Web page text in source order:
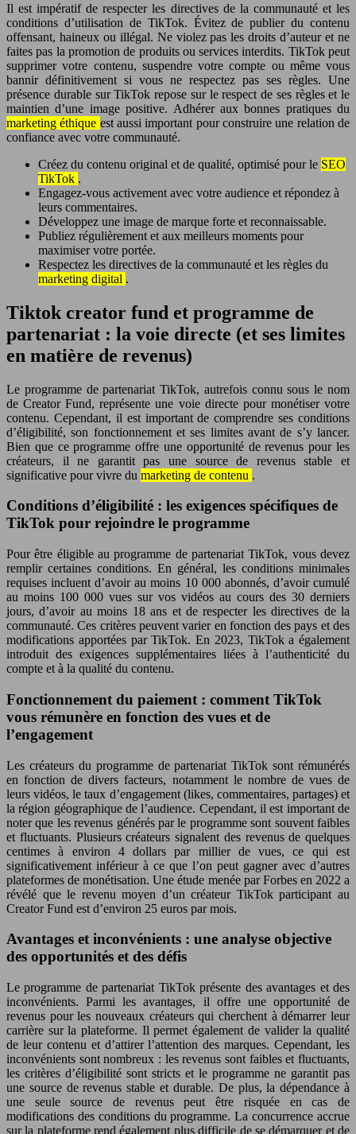
Il est impératif de respecter les directives de la communauté et les
conditions d’utilisation de TikTok. Évitez de publier du contenu
offensant, haineux ou illégal. Ne violez pas les droits d’auteur et ne
faites pas la promotion de produits ou services interdits. TikTok peut
supprimer votre contenu, suspendre votre compte ou même vous
bannir définitivement si vous ne respectez pas ses règles. Une
présence durable sur TikTok repose sur le respect de ses règles et le
maintien d’une image positive. Adhérer aux bonnes pratiques du
marketing éthique est aussi important pour construire une relation de
confiance avec votre communauté.
Créez du contenu original et de qualité, optimisé pour le SEO
TikTok .
Engagez-vous activement avec votre audience et répondez à
leurs commentaires.
Développez une image de marque forte et reconnaissable.
Publiez régulièrement et aux meilleurs moments pour
maximiser votre portée.
Respectez les directives de la communauté et les règles du
marketing digital .
Tiktok creator fund et programme de
partenariat : la voie directe (et ses limites
en matière de revenus)
Le programme de partenariat TikTok, autrefois connu sous le nom
de Creator Fund, représente une voie directe pour monétiser votre
contenu. Cependant, il est important de comprendre ses conditions
d’éligibilité, son fonctionnement et ses limites avant de s’y lancer.
Bien que ce programme offre une opportunité de revenus pour les
créateurs, il ne garantit pas une source de revenus stable et
significative pour vivre du marketing de contenu .
Conditions d’éligibilité : les exigences spécifiques de
TikTok pour rejoindre le programme
Pour être éligible au programme de partenariat TikTok, vous devez
remplir certaines conditions. En général, les conditions minimales
requises incluent d’avoir au moins 10 000 abonnés, d’avoir cumulé
au moins 100 000 vues sur vos vidéos au cours des 30 derniers
jours, d’avoir au moins 18 ans et de respecter les directives de la
communauté. Ces critères peuvent varier en fonction des pays et des
modifications apportées par TikTok. En 2023, TikTok a également
introduit des exigences supplémentaires liées à l’authenticité du
compte et à la qualité du contenu.
Fonctionnement du paiement : comment TikTok
vous rémunère en fonction des vues et de
l’engagement
Les créateurs du programme de partenariat TikTok sont rémunérés
en fonction de divers facteurs, notamment le nombre de vues de
leurs vidéos, le taux d’engagement (likes, commentaires, partages) et
la région géographique de l’audience. Cependant, il est important de
noter que les revenus générés par le programme sont souvent faibles
et fluctuants. Plusieurs créateurs signalent des revenus de quelques
centimes à environ 4 dollars par millier de vues, ce qui est
significativement inférieur à ce que l’on peut gagner avec d’autres
plateformes de monétisation. Une étude menée par Forbes en 2022 a
révélé que le revenu moyen d’un créateur TikTok participant au
Creator Fund est d’environ 25 euros par mois.
Avantages et inconvénients : une analyse objective
des opportunités et des défis
Le programme de partenariat TikTok présente des avantages et des
inconvénients. Parmi les avantages, il offre une opportunité de
revenus pour les nouveaux créateurs qui cherchent à démarrer leur
carrière sur la plateforme. Il permet également de valider la qualité
de leur contenu et d’attirer l’attention des marques. Cependant, les
inconvénients sont nombreux : les revenus sont faibles et fluctuants,
les critères d’éligibilité sont stricts et le programme ne garantit pas
une source de revenus stable et durable. De plus, la dépendance à
une seule source de revenus peut être risquée en cas de
modifications des conditions du programme. La concurrence accrue
sur la plateforme rend également plus difficile de se démarquer et de